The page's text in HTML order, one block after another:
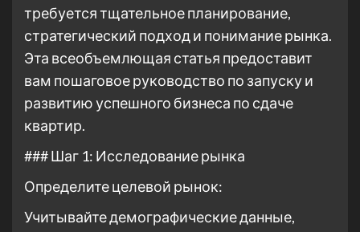
требуется тщательное планирование,
стратегический подход и понимание рынка.
Эта всеобъемлющая статья предоставит
вам пошаговое руководство по запуску и
развитию успешного бизнеса по сдаче
квартир.
### Шаг 1: Исследование рынка
Определите целевой рынок:
Учитывайте демографические данные,